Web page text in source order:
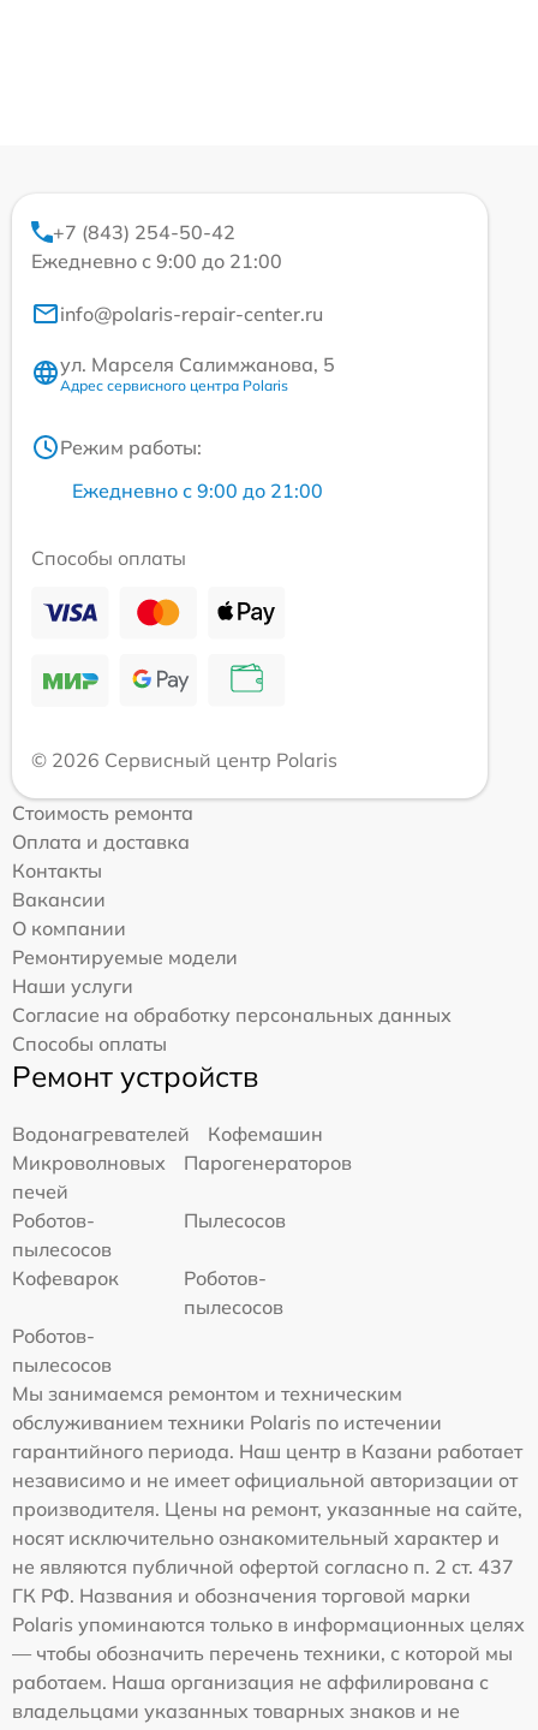
+7 (843) 254-50-42
Ежедневно с 9:00 до 21:00
info@polaris-repair-center.ru
ул. Марселя Салимжанова, 5
Адрес сервисного центра Polaris
Режим работы:
Ежедневно с 9:00 до 21:00
Способы оплаты
© 2026 Сервисный центр Polaris
Стоимость ремонта
Оплата и доставка
Контакты
Вакансии
О компании
Ремонтируемые модели
Наши услуги
Согласие на обработку персональных данных
Способы оплаты
Ремонт устройств
Водонагревателей
Кофемашин
Микроволновых
печей
Парогенераторов
Роботов-
пылесосов
Пылесосов
Кофеварок
Роботов-
пылесосов
Роботов-
пылесосов
Мы занимаемся ремонтом и техническим
обслуживанием техники Polaris по истечении
гарантийного периода. Наш центр в Казани работает
независимо и не имеет официальной авторизации от
производителя. Цены на ремонт, указанные на сайте,
носят исключительно ознакомительный характер и
не являются публичной офертой согласно п. 2 ст. 437
ГК РФ. Названия и обозначения торговой марки
Polaris упоминаются только в информационных целях
— чтобы обозначить перечень техники, с которой мы
работаем. Наша организация не аффилирована с
владельцами указанных товарных знаков и не